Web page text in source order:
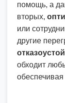
помощь, а
вторых,
или
другие
обходит